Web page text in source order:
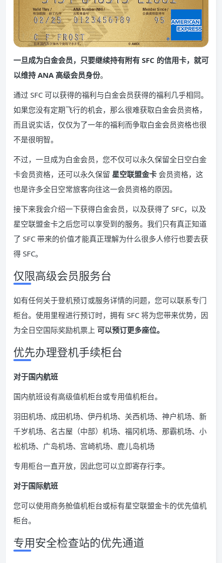
一旦成为白金会员，只要继续持有附有 SFC 的信用卡，就可
以维持 ANA 高级会员身份。
通过 SFC 可以获得的福利与白金会员获得的福利几乎相同。
如果您没有定期飞行的机会，那么很难获取白金会员资格，
而且说实话，仅仅为了一年的福利而争取白金会员资格也很
不是很明智。
不过，一旦成为白金会员，您不仅可以永久保留全日空白金
卡会员资格，还可以永久保留 星空联盟金卡 会员资格，这
也是许多全日空常旅客向往这一会员资格的原因。
接下来我会介绍一下获得白金会员，以及获得了 SFC，以及
星空联盟金卡之后您可以享受到的服务。我们只有真正知道
了 SFC 带来的价值才能真正理解为什么很多人修行也要去获
得 SFC。
仅限高级会员服务台
如有任何关于登机预订或服务详情的问题，您可以联系专门
柜台。使用里程进行预订时，拥有 SFC 将为您带来优势，因
为全日空国际奖励机票上 可以预订更多座位。
优先办理登机手续柜台
对于国内航班
国内航班设有高级值机柜台或专用值机柜台。
羽田机场、成田机场、伊丹机场、关西机场、神户机场、新
千岁机场、名古屋（中部）机场、福冈机场、那霸机场、小
松机场、广岛机场、宫崎机场、鹿儿岛机场
专用柜台一直开放，因此您可以立即寄存行李。
对于国际航班
您可以使用商务舱值机柜台或标有星空联盟金卡的优先值机
柜台。
专用安全检查站的优先通道